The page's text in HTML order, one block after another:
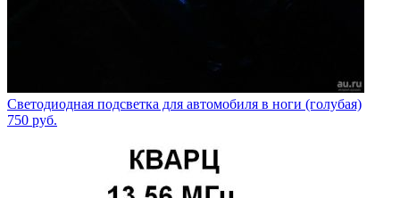
Светодиодная подсветка для автомобиля в ноги (голубая)
750 руб.